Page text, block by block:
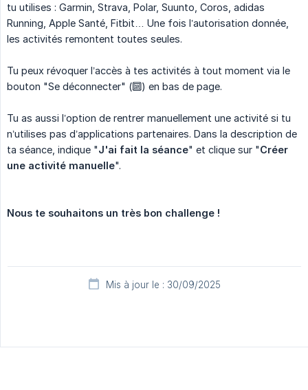
tu utilises : Garmin, Strava, Polar, Suunto, Coros, adidas
Running, Apple Santé, Fitbit… Une fois l’autorisation donnée,
les activités remontent toutes seules.
Tu peux révoquer l’accès à tes activités à tout moment via le
bouton "Se déconnecter" (🔟) en bas de page.
Tu as aussi l’option de rentrer manuellement une activité si tu
n’utilises pas d’applications partenaires. Dans la description de
ta séance, indique "J'ai fait la séance" et clique sur "Créer
une activité manuelle".
Nous te souhaitons un très bon challenge !
Mis à jour le : 30/09/2025